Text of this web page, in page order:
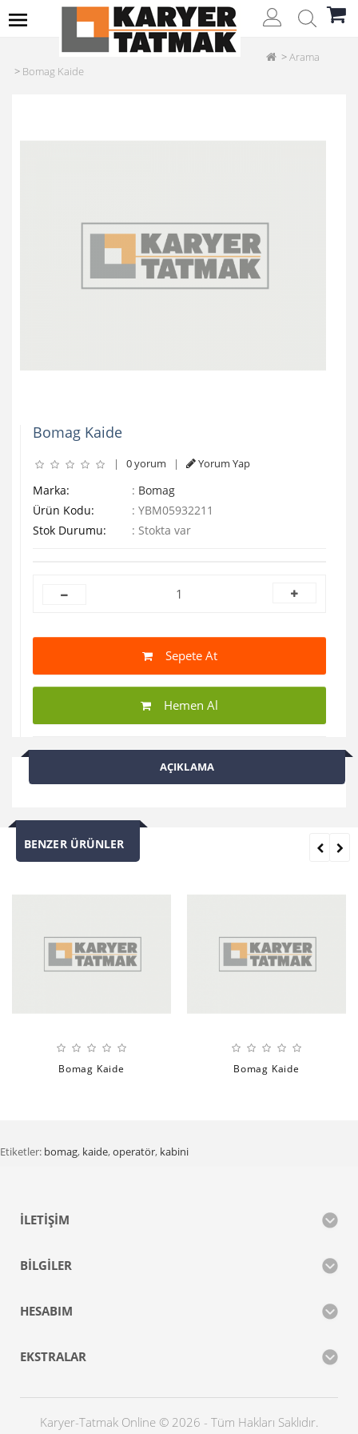
Arama
Bomag Kaide
Bomag Kaide
| 0 yorum | Yorum Yap
Marka: : Bomag
Ürün Kodu:
: YBM05932211
Stok Durumu:
: Stokta var
Sepete At
Hemen Al
AÇIKLAMA
BENZER ÜRÜNLER
Bomag Kaide Bomag Kaide
Etiketler: bomag, kaide,operatör, kabini
İLETIŞIM
BILGILER
HESABIM
EKSTRALAR
Karyer-Tatmak Online © 2026 - Tüm Hakları Saklıdır.